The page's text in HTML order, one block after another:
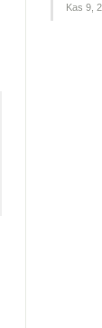
Kas 9,